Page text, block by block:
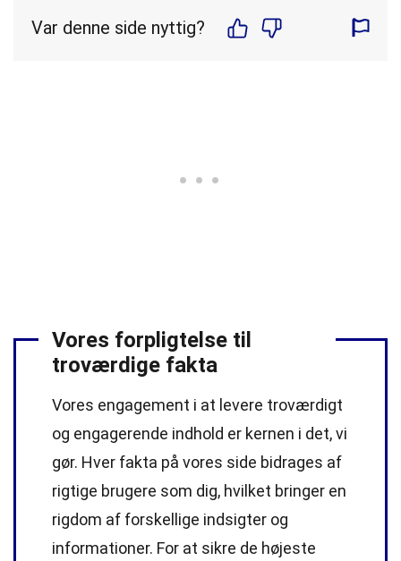
Var denne side nyttig?
Vores forpligtelse til
troværdige fakta
Vores engagement i at levere troværdigt
og engagerende indhold er kernen i det, vi
gør. Hver fakta på vores side bidrages af
rigtige brugere som dig, hvilket bringer en
rigdom af forskellige indsigter og
informationer. For at sikre de højeste